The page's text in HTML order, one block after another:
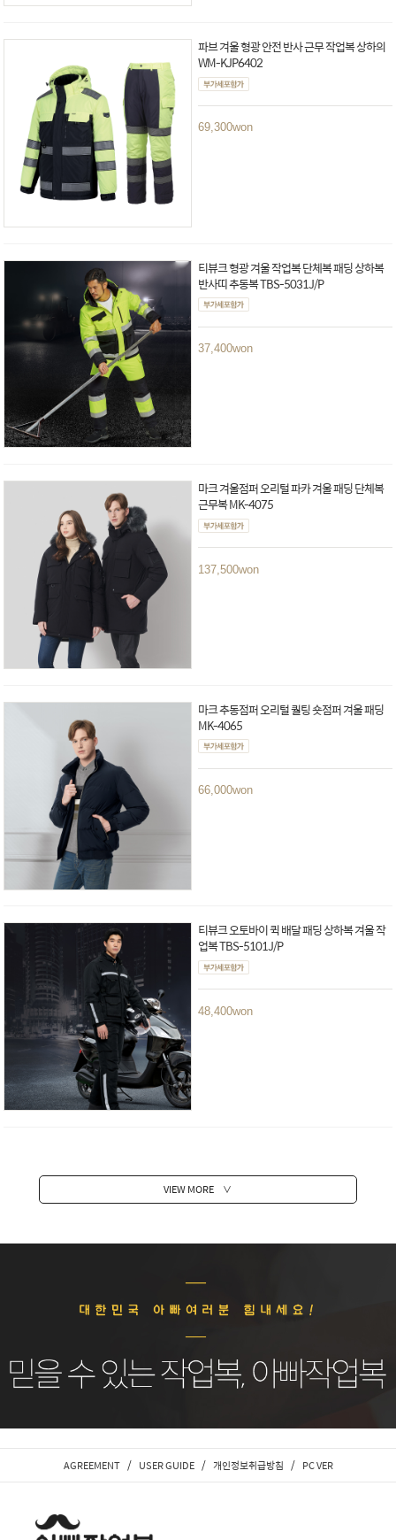
파브 겨울 형광 안전 반사 근무 작업복 상하의
WM-KJP6402
69,300won
티뷰크 형광 겨울 작업복 단체복 패딩 상하복
반사띠 추동복 TBS-5031J/P
37,400won
마크 겨울점퍼 오리털 파카 겨울 패딩 단체복
근무복 MK-4075
137,500won
마크 추동점퍼 오리털 퀄팅 숏점퍼 겨울 패딩
MK-4065
66,000won
티뷰크 오토바이 퀵 배달 패딩 상하복 겨울 작
업복 TBS-5101J/P
48,400won
VIEW MORE ∨
AGREEMENT / USER GUIDE / 개인정보취급방침 / PC VER